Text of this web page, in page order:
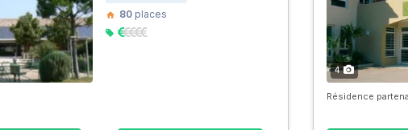
80places
4
Résidence